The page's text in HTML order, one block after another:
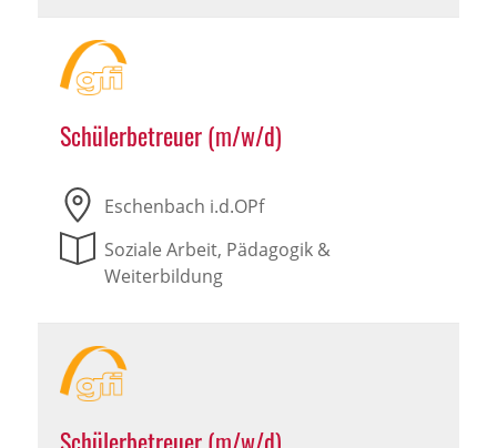
Schülerbetreuer (m/w/d)
Eschenbach i.d.OPf
Soziale Arbeit, Pädagogik &
Weiterbildung